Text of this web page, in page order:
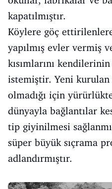
kapatılmıştır.
Köylere göç
yapılmış evler vermiş
kısımlarını
istemiştir. Yeni
olmadığı için
dünyayla bağlantılar
tip giyinilmesi
süper büyük sıçrama
adlandırmıştır.